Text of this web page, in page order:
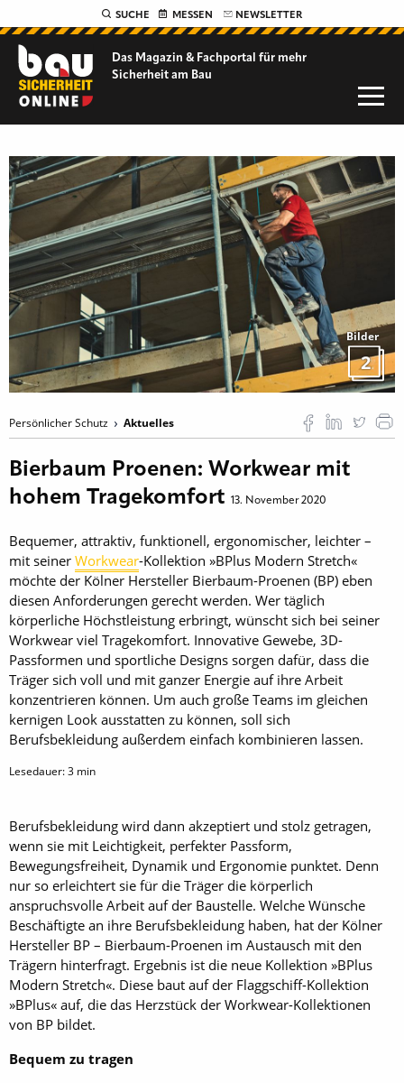
SUCHE MESSEN NEWSLETTER
Das Magazin & Fachportal für mehr
Sicherheit am Bau
Bilder
2
Persönlicher Schutz Aktuelles
Bierbaum Proenen: Workwear mit
hohem Tragekomfort 13. November 2020
Bequemer, attraktiv, funktionell, ergonomischer, leichter –
mit seiner Workwear-Kollektion »BPlus Modern Stretch«
möchte der Kölner Hersteller Bierbaum-Proenen (BP) eben
diesen Anforderungen gerecht werden. Wer täglich
körperliche Höchstleistung erbringt, wünscht sich bei seiner
Workwear viel Tragekomfort. Innovative Gewebe, 3D-
Passformen und sportliche Designs sorgen dafür, dass die
Träger sich voll und mit ganzer Energie auf ihre Arbeit
konzentrieren können. Um auch große Teams im gleichen
kernigen Look ausstatten zu können, soll sich
Berufsbekleidung außerdem einfach kombinieren lassen.
Lesedauer:3 min
Berufsbekleidung wird dann akzeptiert und stolz getragen,
wenn sie mit Leichtigkeit, perfekter Passform,
Bewegungsfreiheit, Dynamik und Ergonomie punktet. Denn
nur so erleichtert sie für die Träger die körperlich
anspruchsvolle Arbeit auf der Baustelle. Welche Wünsche
Beschäftigte an ihre Berufsbekleidung haben, hat der Kölner
Hersteller BP – Bierbaum-Proenen im Austausch mit den
Trägern hinterfragt. Ergebnis ist die neue Kollektion »BPlus
Modern Stretch«. Diese baut auf der Flaggschiff-Kollektion
»BPlus« auf, die das Herzstück der Workwear-Kollektionen
von BP bildet.
Bequem zu tragen